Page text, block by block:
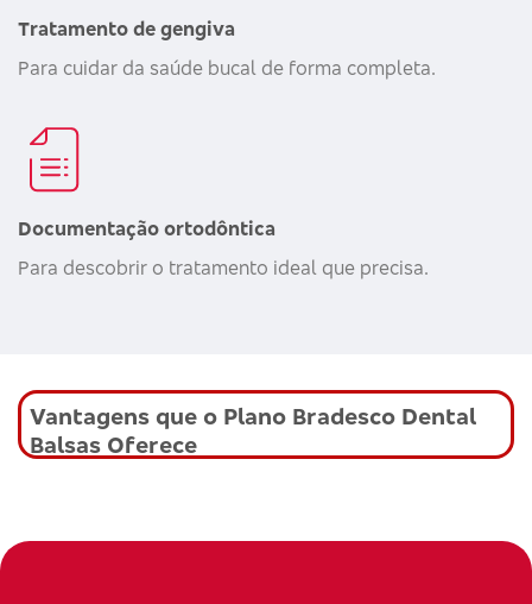
Tratamento de gengiva
Para cuidar da saúde bucal de forma completa.
Documentação ortodôntica
Para descobrir o tratamento ideal que precisa.
Vantagens que o Plano Bradesco Dental
Balsas Oferece